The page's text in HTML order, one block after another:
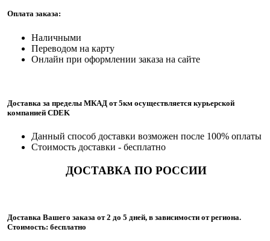
Оплата заказа:
Наличными
Переводом на карту
Онлайн при оформлении заказа на сайте
Доставка за пределы МКАД от 5км осуществляется курьерской
компанией CDEK
Данный способ доставки возможен после 100% оплаты
Стоимость доставки - бесплатно
ДОСТАВКА ПО РОССИИ
Доставка Вашего заказа от 2 до 5 дней, в зависимости от региона.
Стоимость: бесплатно